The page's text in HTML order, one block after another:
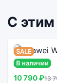
С
SALE
В наличии
10 790 ₽13